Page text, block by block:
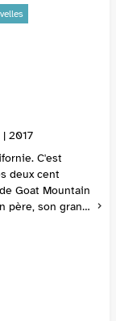
2017
C'est
deux cent
Goat Mountain
père, son grand-